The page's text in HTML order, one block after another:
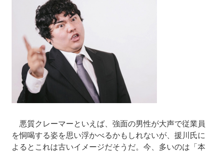
悪質クレーマーといえば、強面の男性が大声で従業員
を恫喝する姿を思い浮かべるかもしれないが、援川氏に
よるとこれは古いイメージだそうだ。今、多いのは「本